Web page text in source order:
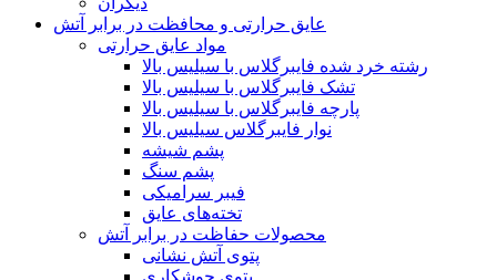
عایق حرارتی و محافظت در برابر آتش
مواد عایق حرارتی
رشته خرد شده فایبرگلاس با سیلیس بالا
تشک فایبرگلاس با سیلیس بالا
پارچه فایبرگلاس با سیلیس بالا
نوار فایبرگلاس سیلیس بالا
پشم شیشه
پشم سنگ
فیبر سرامیکی
تخته‌های عایق
محصولات حفاظت در برابر آتش
پتوی آتش نشانی
پتوی جوشکاری